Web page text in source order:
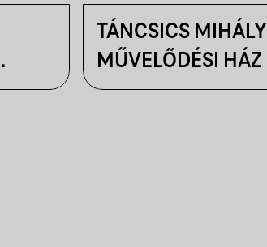
TÁNCSICS MIHÁLY
MŰVELŐDÉSI HÁZ